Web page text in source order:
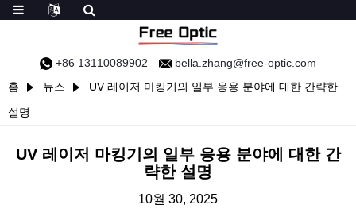
+86 13110089902
bella.zhang@free-optic.com
홈
뉴스
UV 레이저 마킹기의 일부 응용 분야에 대한 간략한
설명
UV 레이저 마킹기의 일부 응용 분야에 대한 간
략한 설명
10월 30, 2025